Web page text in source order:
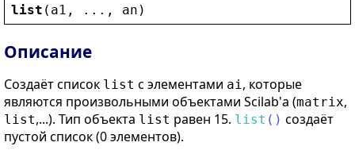
list ( a1 , ..., an )
Описание
Создаёт список list с элементами ai, которые
являются произвольными объектами Scilab'а (matrix,
list,...). Тип объекта list равен 15. list ( ) создаёт
пустой список (0 элементов).